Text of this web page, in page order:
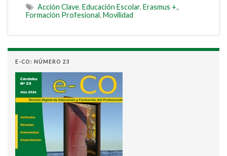
Acción Clave, Educación Escolar, Erasmus +.,
Formación Profesional, Movilidad
E-CO: NÚMERO 23